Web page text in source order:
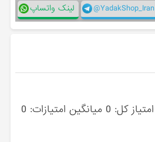
لینک واتساپ @YadakShop_Iran
امتیاز کل: 0 میانگین امتیازات: 0